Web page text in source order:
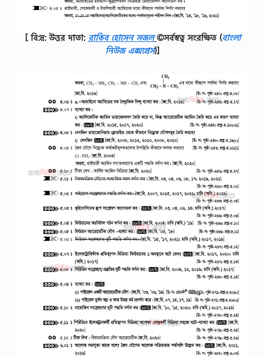
[ বি:দ্র: উত্তর দাতা: রাকিব হোসেন সজল ©সর্বস্বত্ব সংরক্ষিত (বাংলা
নিউজ এক্সপ্রেস)]